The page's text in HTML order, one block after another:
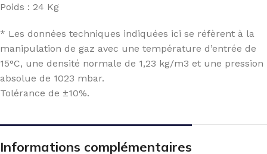
Poids : 24 Kg
* Les données techniques indiquées ici se réfèrent à la
manipulation de gaz avec une température d’entrée de
15°C, une densité normale de 1,23 kg/m3 et une pression
absolue de 1023 mbar.
Tolérance de ±10%.
Informations complémentaires